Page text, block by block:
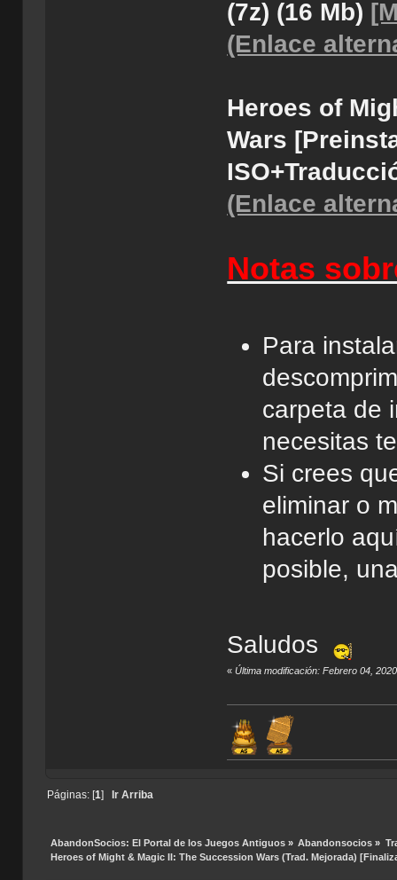
(7z) (16 Mb)
(Enlace
Heroes of
Wars
(Enlace
Notas
Para
carpeta de
necesitas
Si crees
eliminar o
hacerlo
posible,
Saludos
«Última modificación: Febrero 04,
Páginas: [1] Ir Arriba
AbandonSocios: El Portal de los Juegos Antiguos» Abandonsocios »
Heroes of Might & Magic II: The Succession Wars (Trad. Mejorada)